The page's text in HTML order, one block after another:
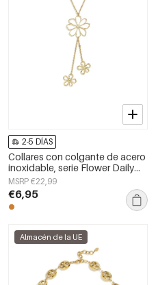
2-5 DÍAS
Collares con colgante de acero
inoxidable, serie Flower Daily
Simple, joyería para mujer
MSRP €22,99
€6,95
Almacén de la UE